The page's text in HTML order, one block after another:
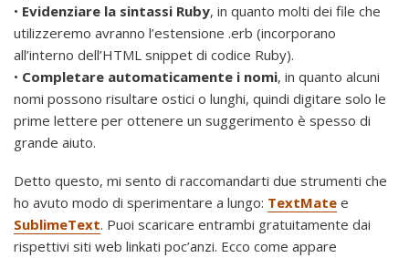
• Evidenziare la sintassi Ruby, in quanto molti dei file che
utilizzeremo avranno l’estensione .erb (incorporano
all’interno dell’HTML snippet di codice Ruby).
• Completare automaticamente i nomi, in quanto alcuni
nomi possono risultare ostici o lunghi, quindi digitare solo le
prime lettere per ottenere un suggerimento è spesso di
grande aiuto.
Detto questo, mi sento di raccomandarti due strumenti che
ho avuto modo di sperimentare a lungo: TextMate e
SublimeText. Puoi scaricare entrambi gratuitamente dai
rispettivi siti web linkati poc’anzi. Ecco come appare